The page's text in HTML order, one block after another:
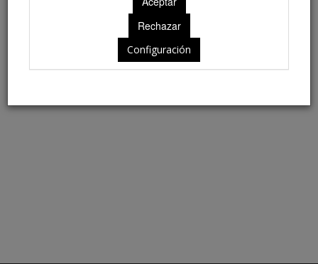
Configuración
Director del Capítulo de Rinología de la Sociedad
Chilena de Otorrinolaringología y Cirugía de Cabeza y
Cuello (SOCHIORL).